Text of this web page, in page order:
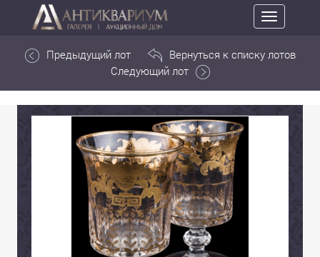
Toggle
navigation
Предыдущий лот
Вернуться к списку лотов
Следующий лот